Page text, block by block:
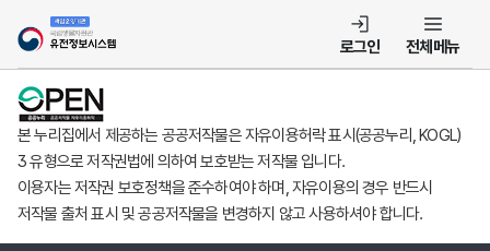
로그인 전체메뉴
본 누리집에서 제공하는 공공저작물은 자유이용허락 표시(공공누리, KOGL)
3 유형으로 저작권법에 의하여 보호받는 저작물 입니다.
이용자는 저작권 보호정책을 준수하여야 하며, 자유이용의 경우 반드시
저작물 출처 표시 및 공공저작물을 변경하지 않고 사용하셔야 합니다.